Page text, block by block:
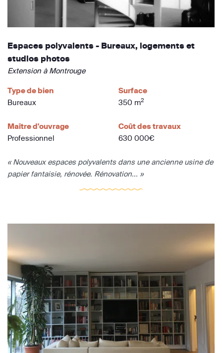
Espaces polyvalents - Bureaux, logements et
studios photos
Extension à Montrouge
Type de bien
Bureaux
Surface
350 m2
Maître d'ouvrage
Professionnel
Coût des travaux
630 000€
« Nouveaux espaces polyvalents dans une ancienne usine de
papier fantaisie, rénovée. Rénovation... »